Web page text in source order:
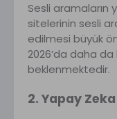
Sesli aramaların
sitelerinin sesli
edilmesi büyük
2026’da daha
beklenmektedir.
2. Yapay